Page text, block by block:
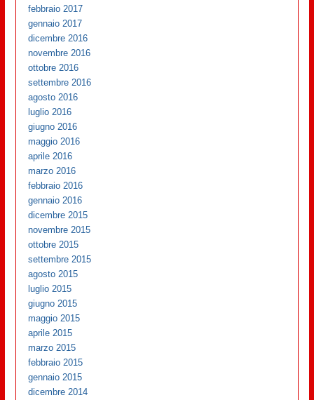
febbraio 2017
gennaio 2017
dicembre 2016
novembre 2016
ottobre 2016
settembre 2016
agosto 2016
luglio 2016
giugno 2016
maggio 2016
aprile 2016
marzo 2016
febbraio 2016
gennaio 2016
dicembre 2015
novembre 2015
ottobre 2015
settembre 2015
agosto 2015
luglio 2015
giugno 2015
maggio 2015
aprile 2015
marzo 2015
febbraio 2015
gennaio 2015
dicembre 2014